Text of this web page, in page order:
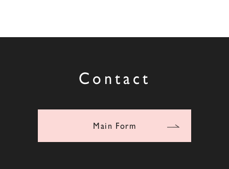
Contact
Main Form